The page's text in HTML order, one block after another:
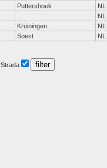
Puttershoek NL
NL
Kruiningen NL
Soest NL
Strada